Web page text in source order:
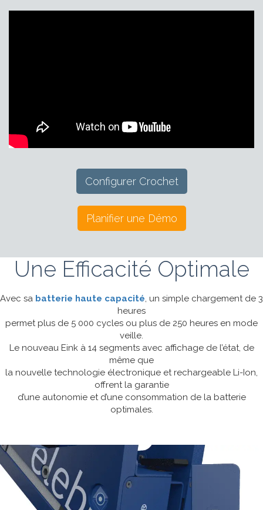
Configurer Crochet
Planifier une Démo
Une Efficacité Optimale
Avec sa batterie haute capacité, un simple chargement de 3
heures
permet plus de 5 000 cycles ou plus de 250 heures en mode
veille.
Le nouveau Eink à 14 segments avec affichage de l’état, de
même que
la nouvelle technologie électronique et rechargeable Li-Ion,
offrent la garantie
d’une autonomie et d’une consommation de la batterie
optimales.